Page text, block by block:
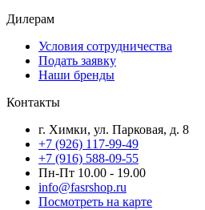
Дилерам
Условия сотрудничества
Подать заявку
Наши бренды
Контакты
г. Химки, ул. Парковая, д. 8
+7 (926) 117-99-49
+7 (916) 588-09-55
Пн-Пт 10.00 - 19.00
info@fasrshop.ru
Посмотреть на карте